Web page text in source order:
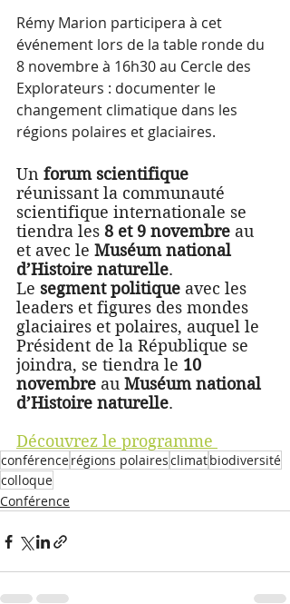
Rémy Marion participera à cet
événement lors de la table ronde du
8 novembre à 16h30 au Cercle des
Explorateurs : documenter le
changement climatique dans les
régions polaires et glaciaires.
Un forum scientifique
réunissant la communauté
scientifique internationale se
tiendra les 8 et 9 novembre au
et avec le Muséum national
d’Histoire naturelle.
Le segment politique avec les
leaders et figures des mondes
glaciaires et polaires, auquel le
Président de la République se
joindra, se tiendra le 10
novembre au Muséum national
d’Histoire naturelle.
Découvrez le programme
conférencerégions polairesclimatbiodiversité
colloque
Conférence